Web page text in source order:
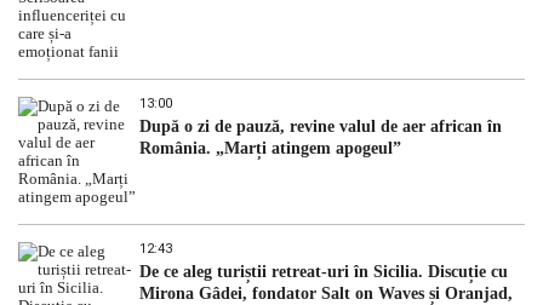
13:00
După o zi de pauză, revine valul de aer african în
România. „Marți atingem apogeul”
12:43
De ce aleg turiștii retreat-uri în Sicilia. Discuție cu
Mirona Gâdei, fondator Salt on Waves și Oranjad,